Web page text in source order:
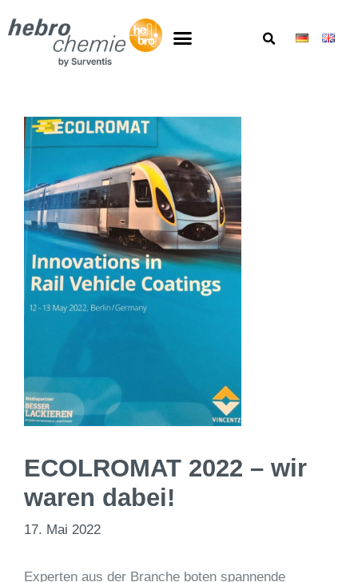
ECOLROMAT 2022 – wir
waren dabei!
17. Mai 2022
Experten aus der Branche boten spannende